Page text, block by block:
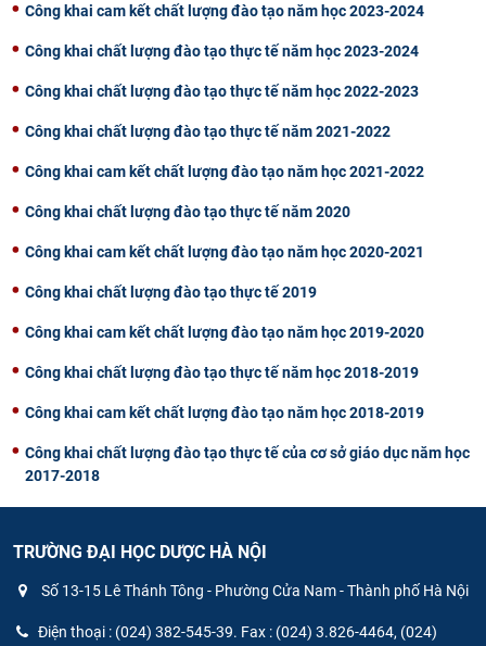
Công khai cam kết chất lượng đào tạo năm học 2023-2024
Công khai chất lượng đào tạo thực tế năm học 2023-2024
Công khai chất lượng đào tạo thực tế năm học 2022-2023
Công khai chất lượng đào tạo thực tế năm 2021-2022
Công khai cam kết chất lượng đào tạo năm học 2021-2022
Công khai chất lượng đào tạo thực tế năm 2020
Công khai cam kết chất lượng đào tạo năm học 2020-2021
Công khai chất lượng đào tạo thực tế 2019
Công khai cam kết chất lượng đào tạo năm học 2019-2020
Công khai chất lượng đào tạo thực tế năm học 2018-2019
Công khai cam kết chất lượng đào tạo năm học 2018-2019
Công khai chất lượng đào tạo thực tế của cơ sở giáo dục năm học
2017-2018
TRƯỜNG ĐẠI HỌC DƯỢC HÀ NỘI
Số 13-15 Lê Thánh Tông - Phường Cửa Nam - Thành phố Hà Nội
Điện thoại : (024) 382-545-39. Fax : (024) 3.826-4464, (024)